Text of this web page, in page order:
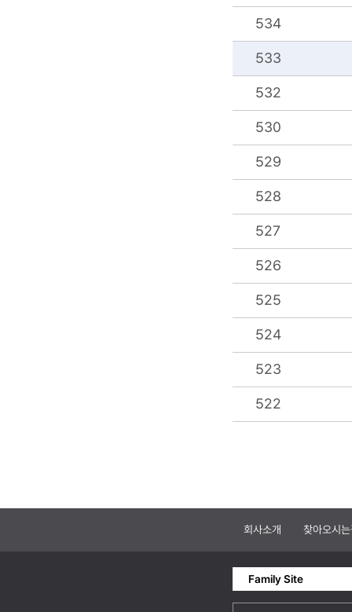
534
533
532
530
529
528
527
526
525
524
523
522
회사소개 찾아오시
Family Site